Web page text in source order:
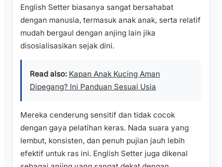
English Setter biasanya sangat bersahabat
dengan manusia, termasuk anak anak, serta relatif
mudah bergaul dengan anjing lain jika
disosialisasikan sejak dini.
Read also: Kapan Anak Kucing Aman
Dipegang? Ini Panduan Sesuai Usia
Mereka cenderung sensitif dan tidak cocok
dengan gaya pelatihan keras. Nada suara yang
lembut, konsisten, dan penuh pujian jauh lebih
efektif untuk ras ini. English Setter juga dikenal